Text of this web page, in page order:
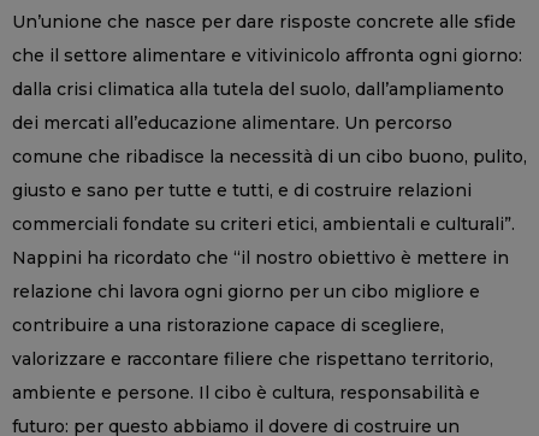
Un’unione che nasce per dare risposte concrete alle sfide
che il settore alimentare e vitivinicolo affronta ogni giorno:
dalla crisi climatica alla tutela del suolo, dall’ampliamento
dei mercati all’educazione alimentare. Un percorso
comune che ribadisce la necessità di un cibo buono, pulito,
giusto e sano per tutte e tutti, e di costruire relazioni
commerciali fondate su criteri etici, ambientali e culturali”.
Nappini ha ricordato che “il nostro obiettivo è mettere in
relazione chi lavora ogni giorno per un cibo migliore e
contribuire a una ristorazione capace di scegliere,
valorizzare e raccontare filiere che rispettano territorio,
ambiente e persone. Il cibo è cultura, responsabilità e
futuro: per questo abbiamo il dovere di costruire un